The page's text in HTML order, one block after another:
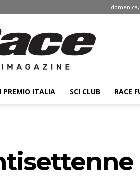
domenica,
ski
PREMIO ITALIA SCI CLUB RACE